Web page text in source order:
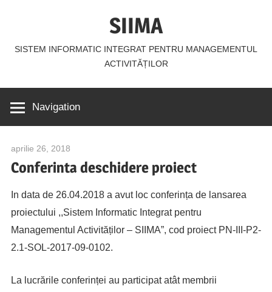
SIIMA
SISTEM INFORMATIC INTEGRAT PENTRU MANAGEMENTUL
ACTIVITĂȚILOR
Navigation
aprilie 26, 2018
Conferinta deschidere proiect
In data de 26.04.2018 a avut loc conferința de lansarea
proiectului ,,Sistem Informatic Integrat pentru
Managementul Activităților – SIIMA”, cod proiect PN-III-P2-
2.1-SOL-2017-09-0102.
La lucrările conferinței au participat atât membrii